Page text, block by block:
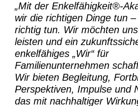
„Mit der Enkelfähigkeit®-
wir die richtigen Dinge tun
richtig tun. Wir möchten
leisten und ein
enkelfähiges „Wir“ für
Familienunternehmen
Wir bieten Begleitung,
Perspektiven, Impulse und
das mit nachhaltiger